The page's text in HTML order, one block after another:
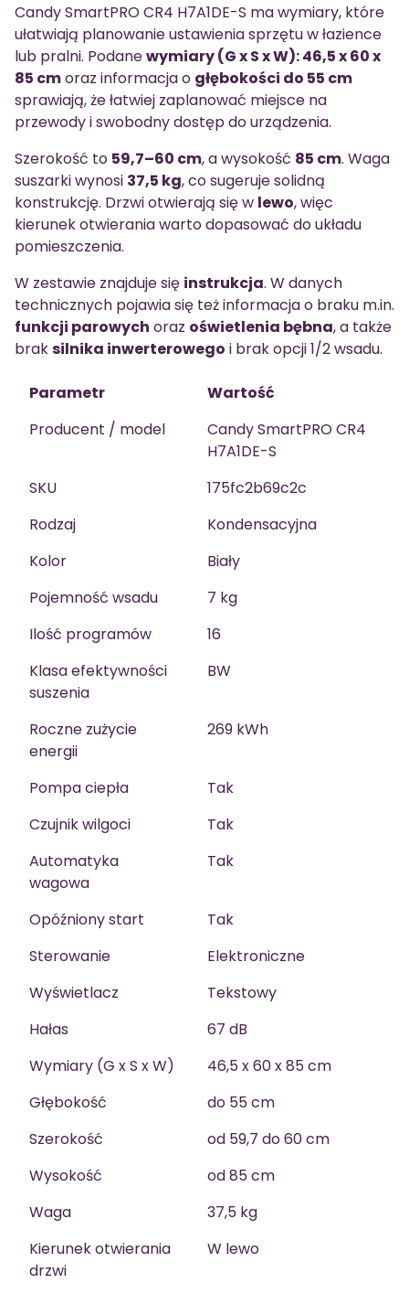
Candy SmartPRO CR4 H7A1DE-S ma wymiary, które
ułatwiają planowanie ustawienia sprzętu w łazience
lub pralni. Podanewymiary (G x S x W): 46,5 x 60 x
85 cmoraz informacja o głębokości do 55 cm
sprawiają, że łatwiej zaplanować miejsce na
przewody i swobodny dostęp do urządzenia.
Szerokość to 59,7–60 cm, a wysokość 85 cm. Waga
suszarki wynosi 37,5 kg, co sugeruje solidną
konstrukcję. Drzwi otwierają się w lewo, więc
kierunek otwierania warto dopasować do układu
pomieszczenia.
W zestawie znajduje się instrukcja. W danych
technicznych pojawia się też informacja o braku m.in.
funkcji parowych oraz oświetlenia bębna, a także
braksilnika inwerterowego i brak opcji 1/2 wsadu.
Parametr
Wartość
Producent / model
Candy SmartPRO CR4
H7A1DE-S
SKU
175fc2b69c2c
Rodzaj
Kondensacyjna
Kolor
Biały
Pojemność wsadu
7 kg
Ilość programów
16
Klasa efektywności
suszenia
BW
Roczne zużycie
energii
269 kWh
Pompa ciepła
Tak
Czujnik wilgoci
Tak
Automatyka
wagowa
Tak
Opóźniony start
Tak
Sterowanie
Elektroniczne
Wyświetlacz
Tekstowy
Hałas
67 dB
Wymiary (G x S x W)
46,5 x 60 x 85 cm
Głębokość
do 55 cm
Szerokość
od 59,7 do 60 cm
Wysokość
od 85 cm
Waga
37,5 kg
Kierunek otwierania
drzwi
W lewo